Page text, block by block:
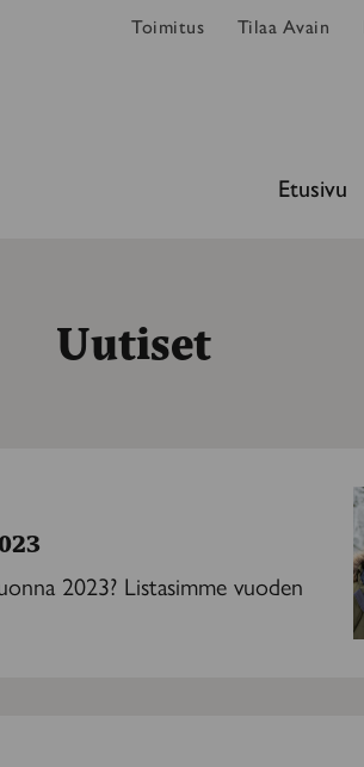
Toimitus Tilaa Avain
Etusivu
Uutiset
2023? Listasimme vuoden